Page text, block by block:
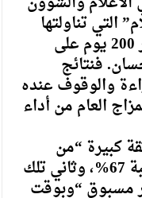
التي تناولتها
نتائج استطلاع المركز بعد مرور 200 يوم على
فنتائج
والوقوف عنده
العام من أداء
كبيرة “من
الأردنيين بالإعلام الأردني وبنسبة 67%، وثاني تلك
مسبوق “وبوقت